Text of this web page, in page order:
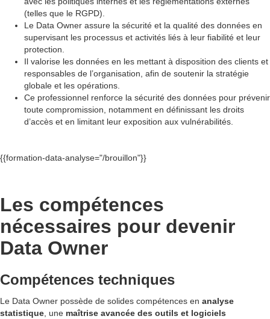
(telles que le RGPD).
Le Data Owner assure la sécurité et la qualité des données en
supervisant les processus et activités liés à leur fiabilité et leur
protection.
Il valorise les données en les mettant à disposition des clients et
responsables de l’organisation, afin de soutenir la stratégie
globale et les opérations.
Ce professionnel renforce la sécurité des données pour prévenir
toute compromission, notamment en définissant les droits
d’accès et en limitant leur exposition aux vulnérabilités.
{{formation-data-analyse="/brouillon"}}
Les compétences
nécessaires pour devenir
Data Owner
Compétences techniques
Le Data Owner possède de solides compétences en analyse
statistique , une maîtrise avancée des outils et logiciels